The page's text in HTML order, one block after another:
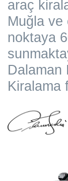
araç
Muğla ve
noktaya
Dalaman
Kiralama